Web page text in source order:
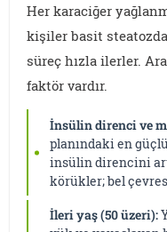
Her karaciğer
kişiler basit steatozda
süreç hızla ilerler.
faktör vardır.
İnsülin direnci ve
planındaki en
insülin direncini
körükler; bel
İleri yaş (50 üzeri):